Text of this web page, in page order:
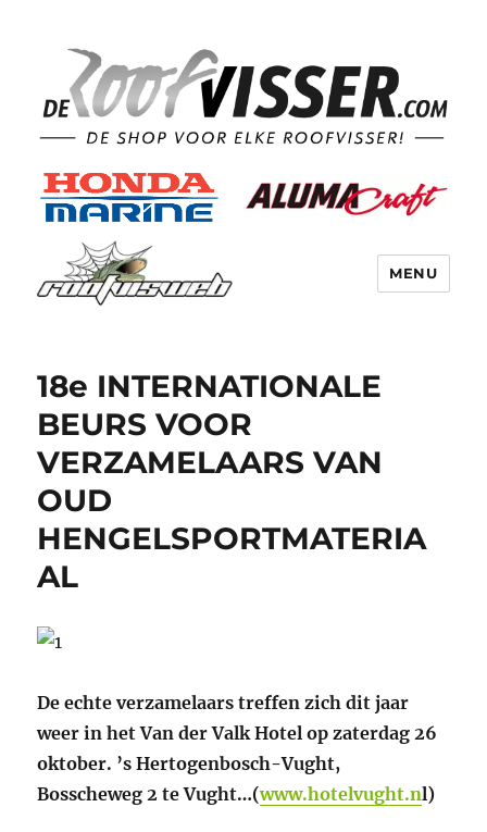
MENU
18e INTERNATIONALE
BEURS VOOR
VERZAMELAARS VAN
OUD
HENGELSPORTMATERIA
AL
De echte verzamelaars treffen zich dit jaar
weer in het Van der Valk Hotel op zaterdag 26
oktober. ’s Hertogenbosch-Vught,
Bosscheweg 2 te Vught…(www.hotelvught.nl)